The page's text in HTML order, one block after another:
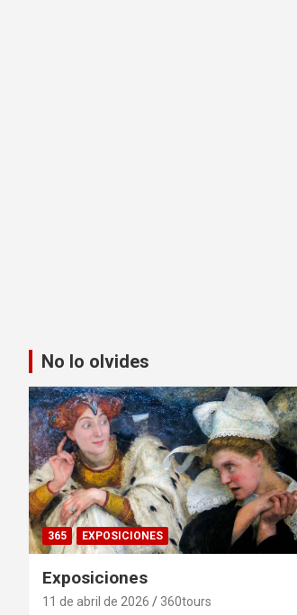
No lo olvides
365 EXPOSICIONES
Exposiciones
11 de abril de 2026 360tours